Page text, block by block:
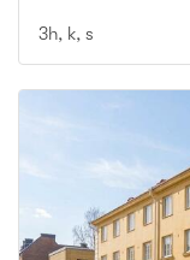
3h, k, s